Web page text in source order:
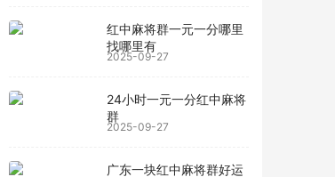
红中麻将群一元一分哪里
找哪里有
2025-09-27
24小时一元一分红中麻将
群
2025-09-27
广东一块红中麻将群好运